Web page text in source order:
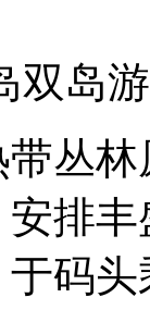
双岛
丛
排
码